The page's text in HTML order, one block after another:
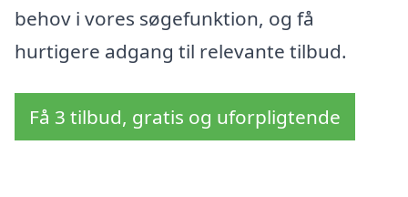
behov i vores søgefunktion, og få
hurtigere adgang til relevante tilbud.
Få 3 tilbud, gratis og uforpligtende